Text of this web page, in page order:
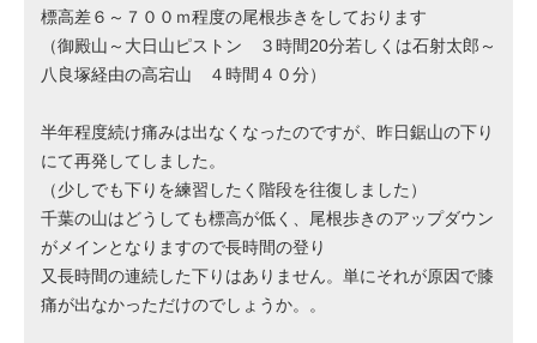
標高差６～７００ｍ程度の尾根歩きをしております
（御殿山～大日山ピストン ３時間20分若しくは石射太郎～
八良塚経由の高宕山 ４時間４０分）
半年程度続け痛みは出なくなったのですが、昨日鋸山の下り
にて再発してしました。
（少しでも下りを練習したく階段を往復しました）
千葉の山はどうしても標高が低く、尾根歩きのアップダウン
がメインとなりますので長時間の登り
又長時間の連続した下りはありません。単にそれが原因で膝
痛が出なかっただけのでしょうか。。